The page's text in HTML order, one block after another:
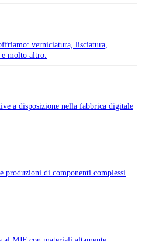
verniciatura, lisciatura,
molto altro.
a disposizione nella fabbrica digitale
produzioni di componenti complessi